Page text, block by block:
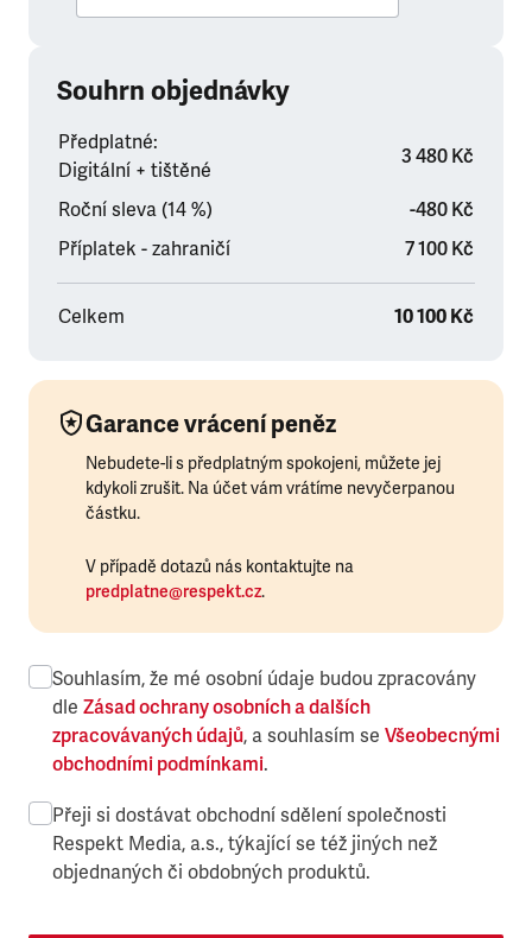
Souhrn objednávky
Předplatné:
Digitální + tištěné
3 480 Kč
Roční sleva (14 %)
-480 Kč
Příplatek - zahraničí
7 100 Kč
Celkem 10 100 Kč
Garance vrácení peněz
Nebudete-li s předplatným spokojeni, můžete jej
kdykoli zrušit. Na účet vám vrátíme nevyčerpanou
částku.
V případě dotazů nás kontaktujte na
predplatne@respekt.cz.
Souhlasím, že mé osobní údaje budou zpracovány
dle Zásad ochrany osobních a dalších
zpracovávaných údajů, a souhlasím se Všeobecnými
obchodními podmínkami.
Přeji si dostávat obchodní sdělení společnosti
Respekt Media, a.s., týkající se též jiných než
objednaných či obdobných produktů.